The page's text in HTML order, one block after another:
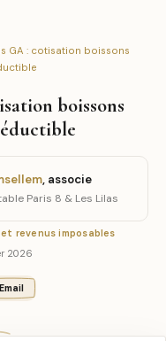
GA : cotisation boissons
boissons
, associe
Paris 8 & Les Lilas
revenus imposables
2026
Email